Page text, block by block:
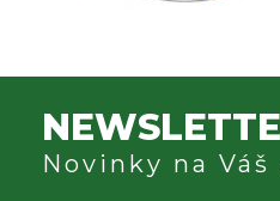
Novinky na Váš